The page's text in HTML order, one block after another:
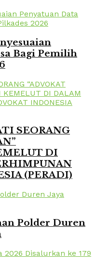
Bagi Pemilih
SEORANG
DI
(PERADI)
Polder Duren